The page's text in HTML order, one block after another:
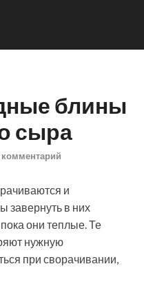
блины
сыра
комментарий
и
завернуть в них
они теплые. Те
нужную
при сворачивании,